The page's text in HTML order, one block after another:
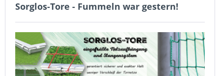
Sorglos-Tore - Fummeln war gestern!